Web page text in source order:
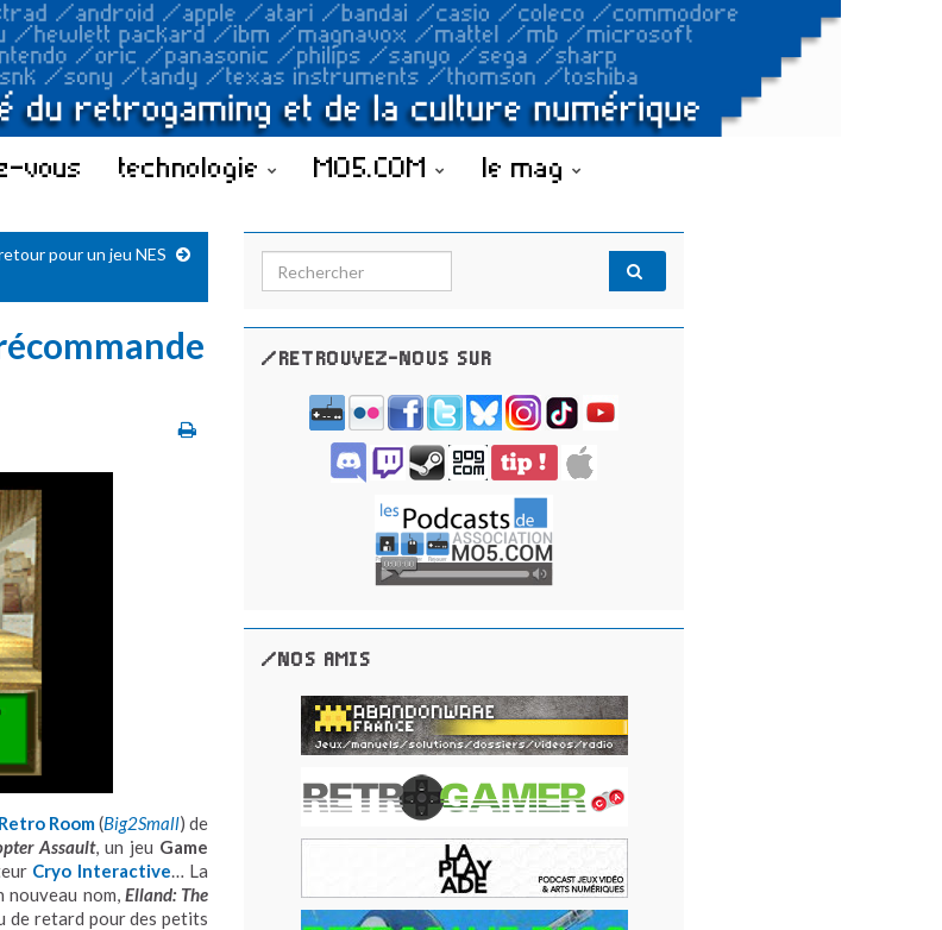
vous technologie MO5.COM le mag
pour un jeu NES
Room(Big2Small) de
Assault, un jeu Game
Cryo Interactive… La
nouveau nom, Elland: The
de retard pour des petits
Search for:
/RETROUVEZ-NOUS SUR
/NOS AMIS